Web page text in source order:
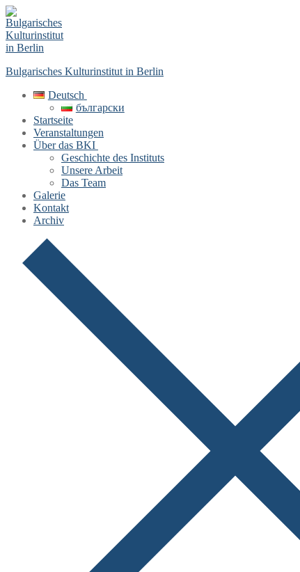
Skip
to
content
Menu
Close
Bulgarisches Kulturinstitut in Berlin
Deutsch
български
Startseite
Veranstaltungen
Über das BKI
Geschichte des Instituts
Unsere Arbeit
Das Team
Galerie
Kontakt
Archiv